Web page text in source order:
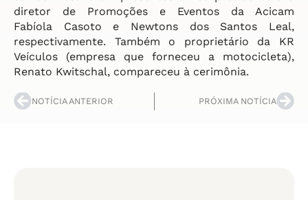
diretor de Promoções e Eventos da Acicam
Fabíola Casoto e Newtons dos Santos Leal,
respectivamente. Também o proprietário da KR
Veículos (empresa que forneceu a motocicleta),
Renato Kwitschal, compareceu à cerimônia.
NOTÍCIA ANTERIOR PRÓXIMA NOTÍCIA